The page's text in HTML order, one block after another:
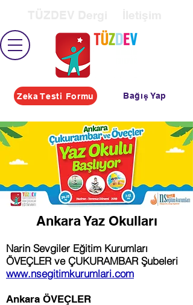
Zeka Testi Formu Bağış Yap
Ankara Yaz Okulları
Narin Sevgiler Eğitim Kurumları
ÖVEÇLER ve ÇUKURAMBAR Şubeleri
www.nsegitimkurumlari.com
Ankara ÖVEÇLER